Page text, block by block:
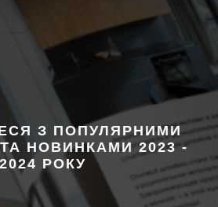
З ПОПУЛЯРНИМИ
НОВИНКАМИ 2023 -
2024 РОКУ